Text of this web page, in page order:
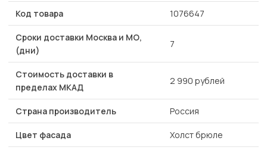
Код товара 1076647
Сроки доставки Москва и МО,
(дни)
7
Стоимость доставки в
пределах МКАД
2 990 рублей
Страна производитель Россия
Цвет фасада Холст брюле